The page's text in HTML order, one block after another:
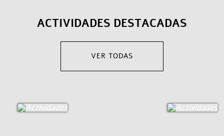
LA FUNDACIÓN
ACTIVIDADES DESTACADAS
VER TODAS